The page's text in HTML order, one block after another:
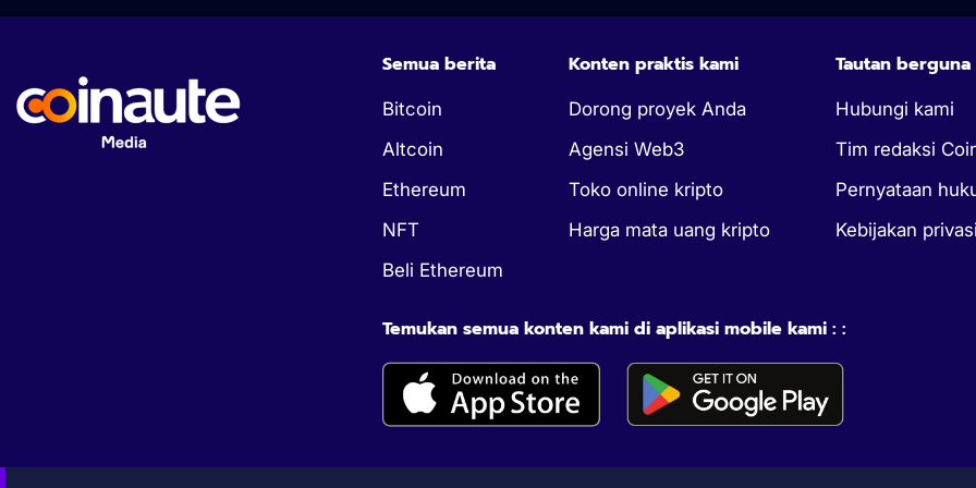
Semua berita
Bitcoin
Altcoin
Ethereum
NFT
Beli Ethereum
Konten praktis kami
Dorong proyek Anda
Agensi Web3
Toko online kripto
Harga mata uang kripto
Tautan berguna
Hubungi kami
Tim redaksi
Pernyataan
Kebijakan privasi
Temukan semua konten kami di aplikasi mobile kami : :